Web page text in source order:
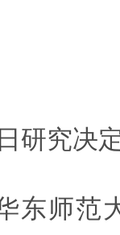
究决
师范